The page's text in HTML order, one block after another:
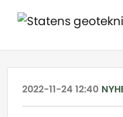
2022-11-24 12:40